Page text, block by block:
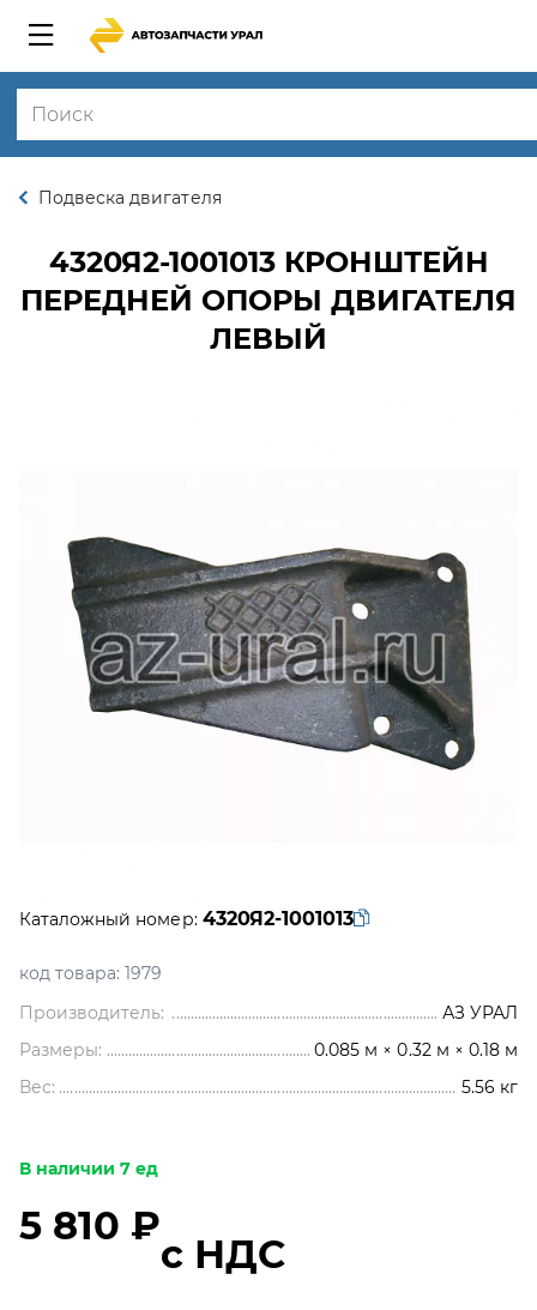
Подвеска двигателя
4320Я2-1001013КРОНШТЕЙН
ПЕРЕДНЕЙ ОПОРЫ ДВИГАТЕЛЯ
ЛЕВЫЙ
Каталожный номер: 4320Я2-1001013
код товара: 1979
Производитель:
АЗ УРАЛ
Размеры:
0.085 м × 0.32 м × 0.18 м
Вес:
5.56 кг
В наличии 7 ед
5 810 ₽
с НДС